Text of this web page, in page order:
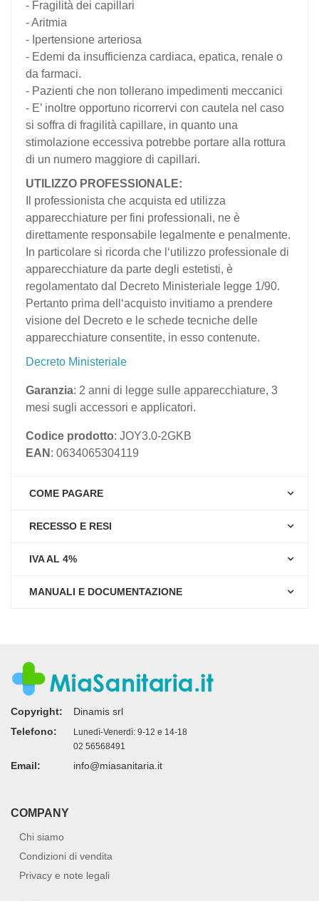
- Fragilità dei capillari
- Aritmia
- Ipertensione arteriosa
- Edemi da insufficienza cardiaca, epatica, renale o
da farmaci.
- Pazienti che non tollerano impedimenti meccanici
- E’ inoltre opportuno ricorrervi con cautela nel caso
si soffra di fragilità capillare, in quanto una
stimolazione eccessiva potrebbe portare alla rottura
di un numero maggiore di capillari.
UTILIZZO PROFESSIONALE:
Il professionista che acquista ed utilizza
apparecchiature per fini professionali, ne è
direttamente responsabile legalmente e penalmente.
In particolare si ricorda che l‘utilizzo professionale di
apparecchiature da parte degli estetisti, è
regolamentato dal Decreto Ministeriale legge 1/90.
Pertanto prima dell‘acquisto invitiamo a prendere
visione del Decreto e le schede tecniche delle
apparecchiature consentite, in esso contenute.
Decreto Ministeriale
Garanzia: 2 anni di legge sulle apparecchiature, 3
mesi sugli accessori e applicatori.
Codice prodotto: JOY3.0-2GKB
EAN : 0634065304119
COME PAGARE
RECESSO E RESI
IVA AL 4%
MANUALI E DOCUMENTAZIONE
Copyright:
Dinamis srl
Telefono:
Lunedì-Venerdì: 9-12 e 14-18
02 56568491
Email: info@miasanitaria.it
COMPANY
Chi siamo
Condizioni di vendita
Privacy e note legali